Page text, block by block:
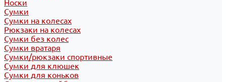
Носки
Сумки
Сумки на колесах
Рюкзаки на колесах
Сумки без колес
Сумки вратаря
Сумки/рюкзаки спортивные
Сумки для клюшек
Сумки для коньков